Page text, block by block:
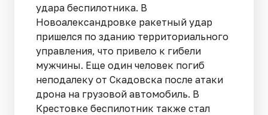
удара беспилотника. В
Новоалександровке ракетный удар
пришелся по зданию территориального
управления, что привело к гибели
мужчины. Еще один человек погиб
неподалеку от Скадовска после атаки
дрона на грузовой автомобиль. В
Крестовке беспилотник также стал